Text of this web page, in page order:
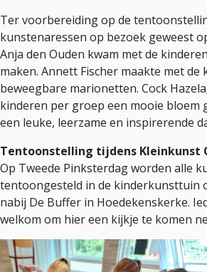
Ter voorbereiding op de
kunstenaressen op bezoek geweest
Anja den Ouden kwam met de
maken. Annett Fischer maakte met de
beweegbare marionetten. Cock
kinderen per groep een mooie bloem
een leuke, leerzame en inspirerende
Tentoonstelling tijdens Kleinkunst
Op Tweede Pinksterdag worden alle
tentoongesteld in de kinderkunsttuin
nabij De Buffer in Hoedekenskerke.
welkom om hier een kijkje te komen